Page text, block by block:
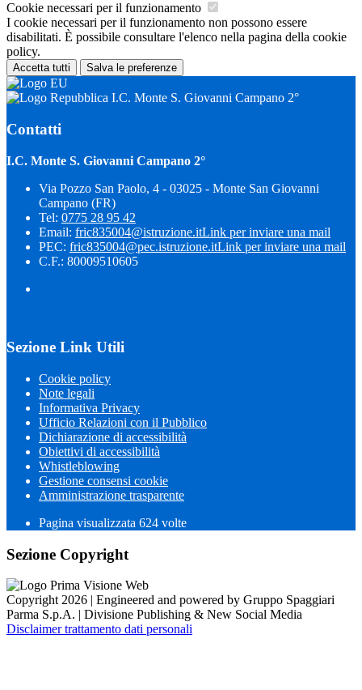
Cookie necessari per il funzionamento
I cookie necessari per il funzionamento non possono essere
disabilitati. È possibile consultare l'elenco nella pagina della cookie
policy.
Accetta tutti Salva le preferenze
I.C. Monte S. Giovanni Campano 2°
Contatti
I.C. Monte S. Giovanni Campano 2°
Via Pozzo San Paolo, 4 - 03025 - Monte San Giovanni
Campano (FR)
Tel: 0775 28 95 42
Email: fric835004@istruzione.itLink per inviare una mail
PEC: fric835004@pec.istruzione.itLink per inviare una mail
C.F.: 80009510605
Sezione Link Utili
Cookie policy
Note legali
Informativa Privacy
Ufficio Relazioni con il Pubblico
Dichiarazione di accessibilità
Obiettivi di accessibilità
Whistleblowing
Gestione consensi cookie
Amministrazione trasparente
Pagina visualizzata 624 volte
Sezione Copyright
Copyright 2026 | Engineered and powered by Gruppo Spaggiari
Parma S.p.A. | Divisione Publishing & New Social Media
Disclaimer trattamento dati personali